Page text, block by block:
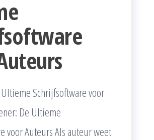
Schrijfsoftware voor
De Ultieme
voor Auteurs Als auteur weet